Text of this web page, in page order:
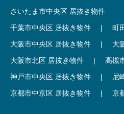
さいたま市中央区 居抜き物件
千葉市中央区 居抜き物件
|
町
大阪市中央区 居抜き物件
|
大
大阪市北区 居抜き物件
|
高槻
神戸市中央区 居抜き物件
|
尼
京都市中京区 居抜き物件
| 京